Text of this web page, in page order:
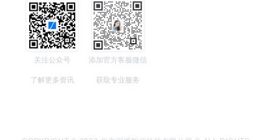
关注公众号
了解更多资讯
添加官方客服微信
获取专业服务